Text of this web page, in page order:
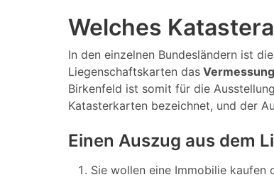
Welches
In den einzelnen Bundesländern ist
Liegenschaftskarten das
Birkenfeld ist somit für die
Katasterkarten bezeichnet, und der
Einen Auszug aus dem
Sie wollen eine Immobilie kaufen